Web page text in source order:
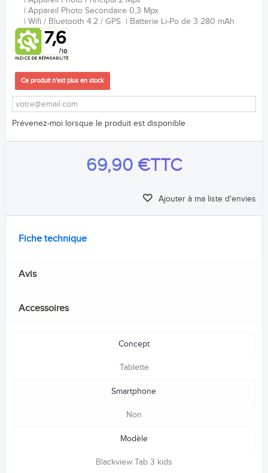
Appareil Photo Secondaire 0,3 Mpx
Wifi / Bluetooth 4.2 / GPS
Batterie Li-Po de 3 280 mAh
Ce produit n'est plus en stock
Prévenez-moi lorsque le produit est disponible
69,90 €TTC
Ajouter à ma liste d'envies
Fiche technique
Avis
Accessoires
Concept
Tablette
Smartphone
Non
Modèle
Blackview Tab 3 kids